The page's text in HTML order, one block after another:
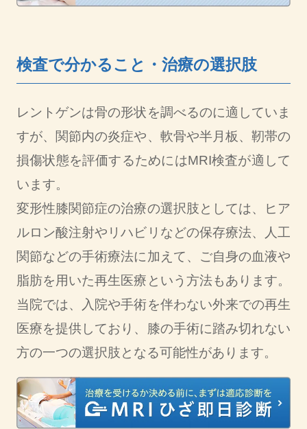
検査で分かること・治療の選択肢
レントゲンは骨の形状を調べるのに適していま
すが、関節内の炎症や、軟骨や半月板、靭帯の
損傷状態を評価するためにはMRI検査が適して
います。
変形性膝関節症の治療の選択肢としては、ヒア
ルロン酸注射やリハビリなどの保存療法、人工
関節などの手術療法に加えて、ご自身の血液や
脂肪を用いた再生医療という方法もあります。
当院では、入院や手術を伴わない外来での再生
医療を提供しており、膝の手術に踏み切れない
方の一つの選択肢となる可能性があります。